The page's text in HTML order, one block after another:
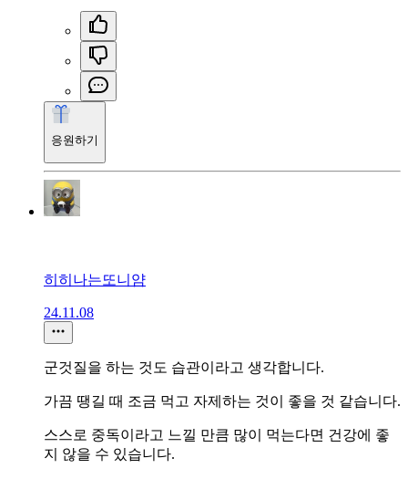
응원하기
히히나는또니얌
24.11.08
군것질을 하는 것도 습관이라고 생각합니다.
가끔 땡길 때 조금 먹고 자제하는 것이 좋을 것 같습니다.
스스로 중독이라고 느낄 만큼 많이 먹는다면 건강에 좋
지 않을 수 있습니다.